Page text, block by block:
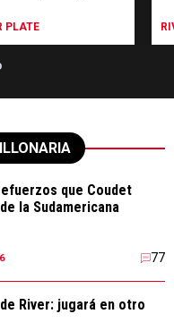
PLATE
que Coudet
la Sudamericana
77
River: jugará en otro